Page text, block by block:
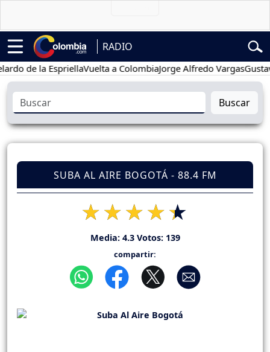
RADIO
la EspriellaVuelta a ColombiaJorge Alfredo VargasGustavo
Buscar
SUBA AL AIRE BOGOTÁ - 88.4 FM
Media: 4.3Votos: 139
compartir: